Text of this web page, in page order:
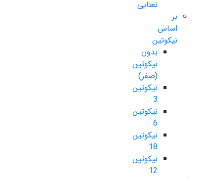
نعنایی
بر
اساس
نیکوتین
بدون
نیکوتین
(صفر)
نیکوتین
3
نیکوتین
6
نیکوتین
18
نیکوتین
12